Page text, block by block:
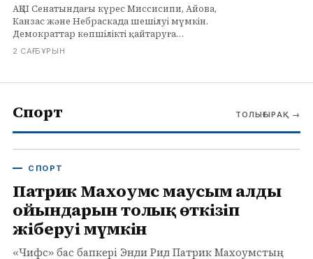
АҚШ Сенатындағы күрес Миссисипи, Айова,
Канзас және Небраскада шешілуі мүмкін.
Демократтар көпшілікті қайтаруға
тырысуда, республикашылар билікті
2 САҒ БҰРЫН
Спорт ТОЛЫҒЫРАҚ →
СПОРТ
Патрик Махоумс маусым алды
ойындарын толық өткізіп
жіберуі мүмкін
«Чифс» бас бапкері Энди Рид Патрик Махоумстың